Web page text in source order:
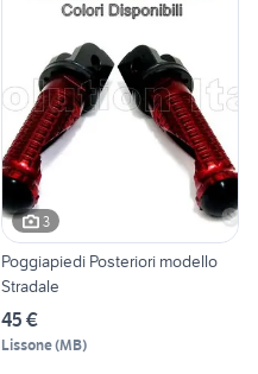
3
Poggiapiedi Posteriori modello
Stradale
45 €
Lissone(MB)